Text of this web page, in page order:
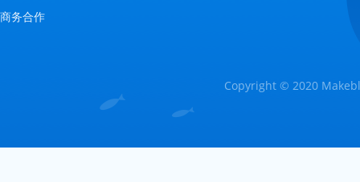
商务合作
Copyright © 2020